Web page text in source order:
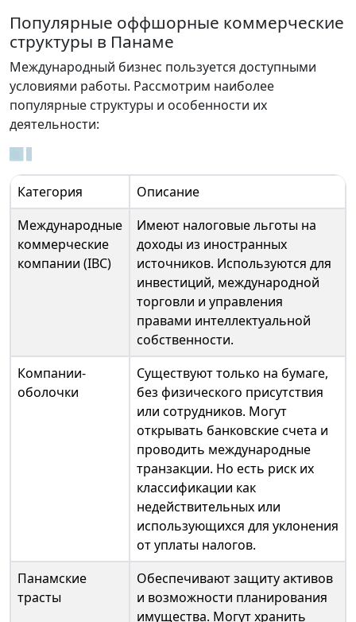
Популярные оффшорные коммерческие
структуры в Панаме
Международный бизнес пользуется доступными
условиями работы. Рассмотрим наиболее
популярные структуры и особенности их
деятельности:
Категория
Описание
Международные
коммерческие
компании (IBC)
Имеют налоговые льготы на
доходы из иностранных
источников. Используются для
инвестиций, международной
торговли и управления
правами интеллектуальной
собственности.
Компании-
оболочки
Существуют только на бумаге,
без физического присутствия
или сотрудников. Могут
открывать банковские счета и
проводить международные
транзакции. Но есть риск их
классификации как
недействительных или
использующихся для уклонения
от уплаты налогов.
Панамские
трасты
Обеспечивают защиту активов
и возможности планирования
имущества. Могут хранить